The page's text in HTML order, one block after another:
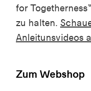
for
zu halten.
Anleitunsvideos
Zum Webshop